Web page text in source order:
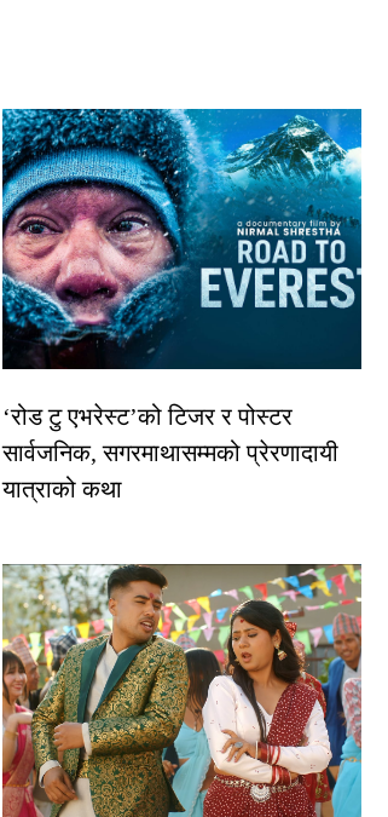
‘रोड टु एभरेस्ट’को टिजर र पोस्टर
सार्वजनिक, सगरमाथासम्मको प्रेरणादायी
यात्राको कथा